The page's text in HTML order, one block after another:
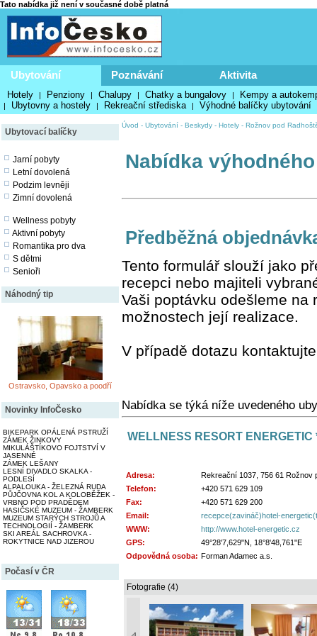
Tato nabídka již není v současné době platná
Ubytování Poznávání Aktivita
Hotely | Penziony | Chalupy | Chatky a bungalovy | Kempy a
| Ubytovny a hostely | Rekreační střediska | Výhodné balíčky ubytování
Ubytovací balíčky
Jarní pobyty
Letní dovolená
Podzim levněji
Zimní dovolená
Wellness pobyty
Aktivní pobyty
Romantika pro dva
S dětmi
Senioři
Náhodný tip
Ostravsko, Opavsko a poodří
Novinky InfoČesko
BIKEPARK OPÁLENÁ PSTRUŽÍ
ZÁMEK ŽINKOVY
MIKULÁŠTÍKOVO FOJTSTVÍ V
JASENNÉ
ZÁMEK LEŠANY
LESNÍ DIVADLO SKALKA -
PODLESÍ
ALPALOUKA - ŽELEZNÁ RUDA
PŮJČOVNA KOL A KOLOBĚŽEK -
VRBNO POD PRADĚDEM
HASIČSKÉ MUZEUM - ŽAMBERK
MUZEUM STARÝCH STROJŮ A
TECHNOLOGIÍ - ŽAMBERK
SKI AREÁL SACHROVKA -
ROKYTNICE NAD JIZEROU
Počasí v ČR
Úvod - Ubytování - Beskydy - Hotely - Rožnov pod
Nabídka
Předběžná
Tento formulář slouží jako
recepci nebo majiteli
Vaši poptávku odešleme na
možnostech její realizace.
V případě dotazu
Nabídka se týká níže uvedeného
WELLNESS RESORT ENERGETIC
Adresa:
Rekreační 1037, 756 61 Rožnov
Telefon:
+420 571 629 109
Fax:
+420 571 629 200
Email:
recepce(zavináč)hotel-
WWW:
http://www.hotel-energetic.cz
GPS:
49°28'7,629"N, 18°8'48,761"E
Odpovědná osoba: Forman Adamec a.s.
Fotografie (4)